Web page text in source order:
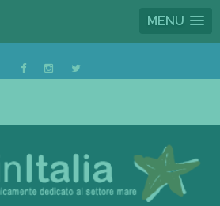
MENU